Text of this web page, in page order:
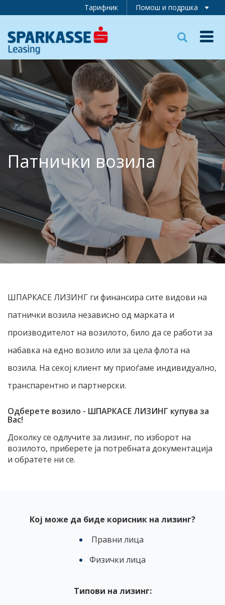
Помош и подршка
Тарифник
Патнички возила
ШПАРКАСЕ ЛИЗИНГ ги финансира сите видови на
патнички возила независно од марката и
производителот на возилото, било да се работи за
набавка на едно возило или за цела флота на
возила. На секој клиент му приоѓаме индивидуално,
транспарентно и партнерски.
Одберете возило - ШПАРКАСЕ ЛИЗИНГ купува за
Вас!
Доколку се одлучите за лизинг, по изборот на
возилото, приберете ја потребната документација
и обратете ни се.
Кој може да биде корисник на лизинг?
Правни лица
Физички лица
Типови на лизинг: